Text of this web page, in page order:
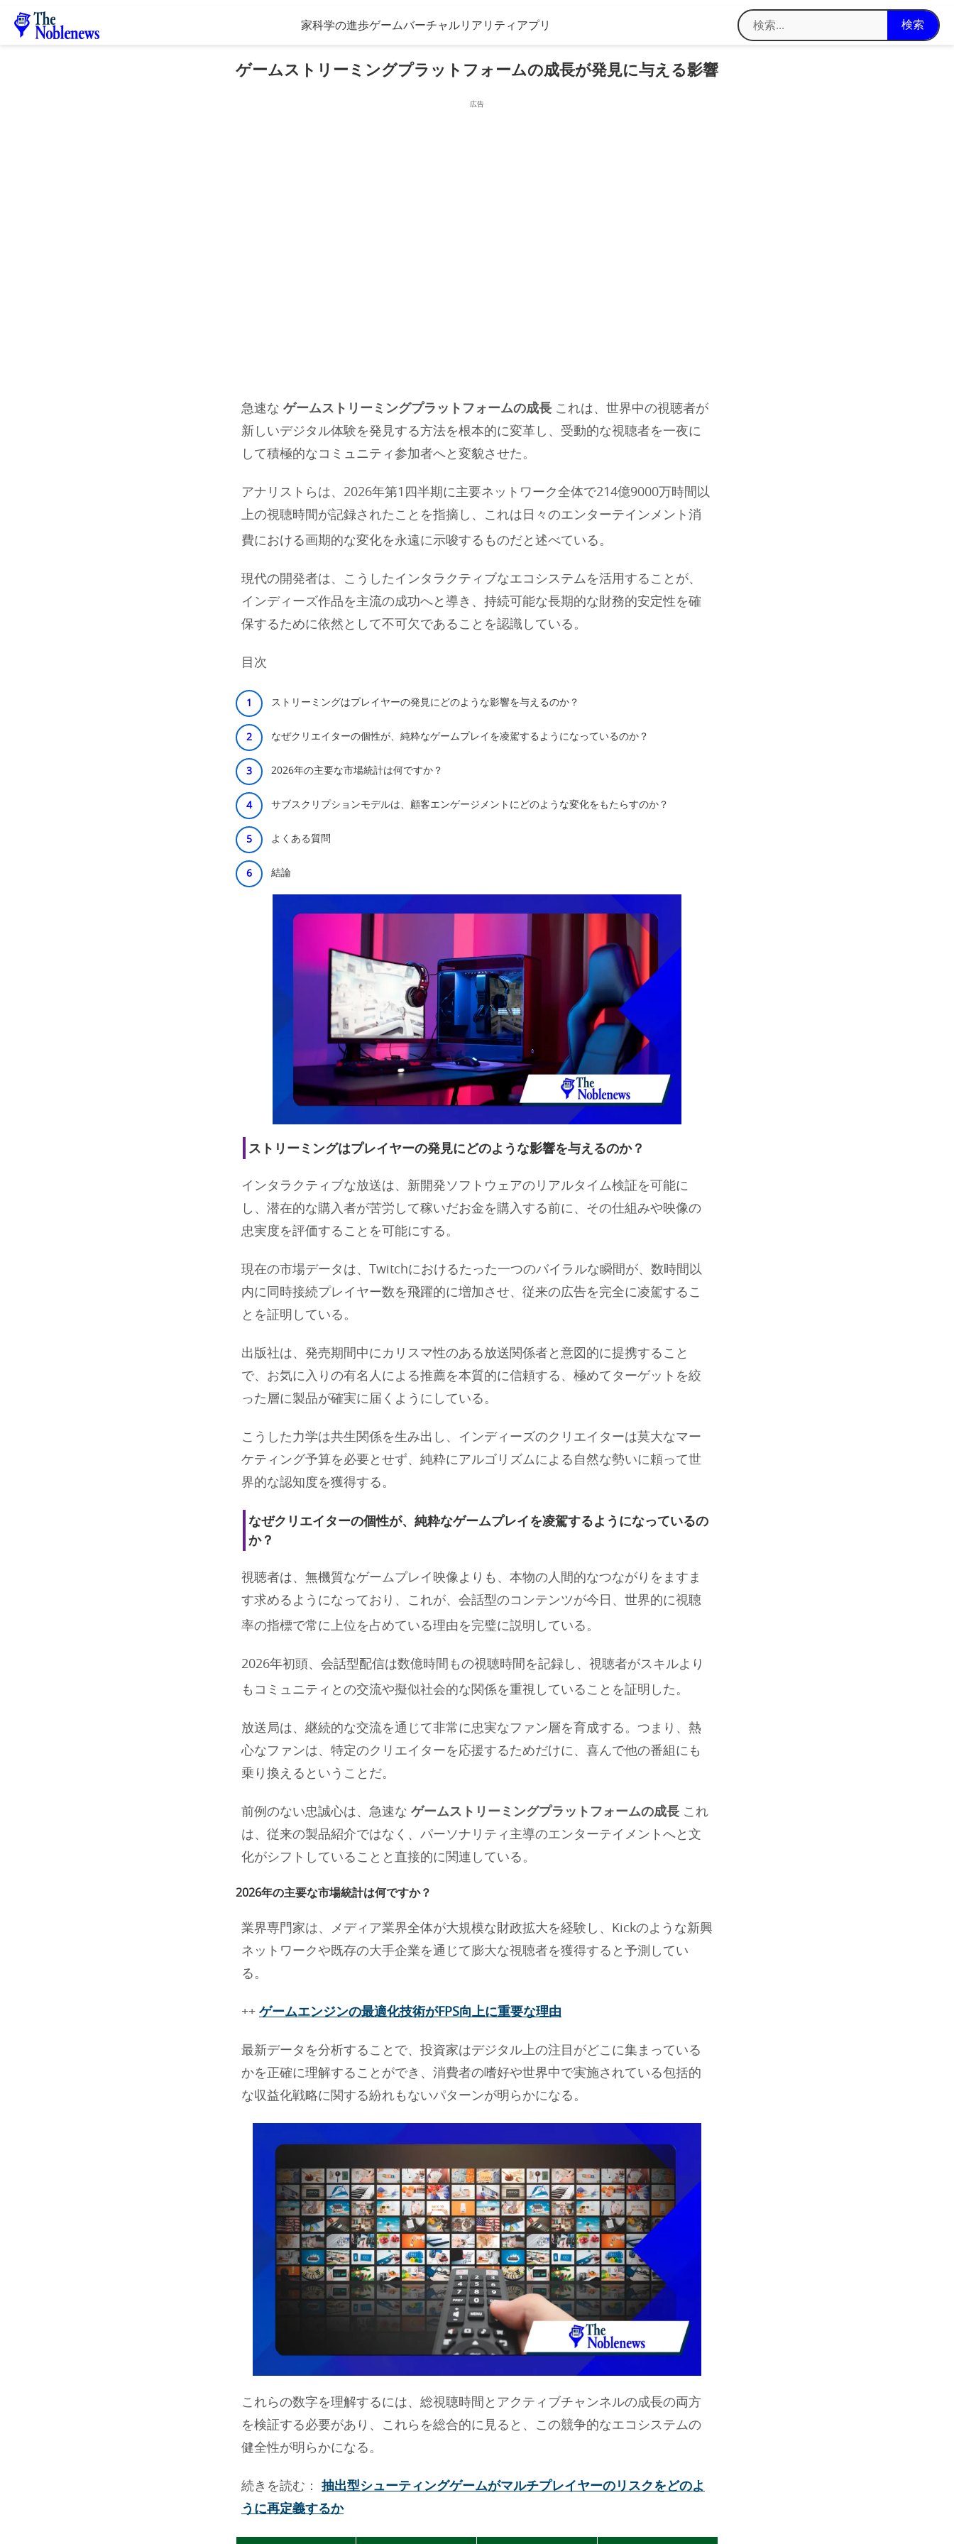
家科学の進歩ゲームバーチャルリアリティ アプリ
ゲームストリーミングプラットフォームの成長が発見に与える影響
広告
急速な ゲームストリーミングプラットフォームの成長 これは、世界中の視聴者が
新しいデジタル体験を発見する方法を根本的に変革し、受動的な視聴者を一夜に
して積極的なコミュニティ参加者へと変貌させた。
アナリストらは、2026年第1四半期に主要ネットワーク全体で214億9000万時間以
上の視聴時間が記録されたことを指摘し、これは日々のエンターテインメント消
費における画期的な変化を永遠に示唆するものだと述べている。
現代の開発者は、こうしたインタラクティブなエコシステムを活用することが、
インディーズ作品を主流の成功へと導き、持続可能な長期的な財務的安定性を確
保するために依然として不可欠であることを認識している。
目次
ストリーミングはプレイヤーの発見にどのような影響を与えるのか？
なぜクリエイターの個性が、純粋なゲームプレイを凌駕するようになっているのか？
2026年の主要な市場統計は何ですか？
サブスクリプションモデルは、顧客エンゲージメントにどのような変化をもたらすのか？
よくある質問
結論
ストリーミングはプレイヤーの発見にどのような影響を与えるのか？
インタラクティブな放送は、新開発ソフトウェアのリアルタイム検証を可能に
し、潜在的な購入者が苦労して稼いだお金を購入する前に、その仕組みや映像の
忠実度を評価することを可能にする。
現在の市場データは、Twitchにおけるたった一つのバイラルな瞬間が、数時間以
内に同時接続プレイヤー数を飛躍的に増加させ、従来の広告を完全に凌駕するこ
とを証明している。
出版社は、発売期間中にカリスマ性のある放送関係者と意図的に提携すること
で、お気に入りの有名人による推薦を本質的に信頼する、極めてターゲットを絞
った層に製品が確実に届くようにしている。
こうした力学は共生関係を生み出し、インディーズのクリエイターは莫大なマー
ケティング予算を必要とせず、純粋にアルゴリズムによる自然な勢いに頼って世
界的な認知度を獲得する。
なぜクリエイターの個性が、純粋なゲームプレイを凌駕するようになっているの
か？
視聴者は、無機質なゲームプレイ映像よりも、本物の人間的なつながりをますま
す求めるようになっており、これが、会話型のコンテンツが今日、世界的に視聴
率の指標で常に上位を占めている理由を完璧に説明している。
2026年初頭、会話型配信は数億時間もの視聴時間を記録し、視聴者がスキルより
もコミュニティとの交流や擬似社会的な関係を重視していることを証明した。
放送局は、継続的な交流を通じて非常に忠実なファン層を育成する。つまり、熱
心なファンは、特定のクリエイターを応援するためだけに、喜んで他の番組にも
乗り換えるということだ。
前例のない忠誠心は、急速な ゲームストリーミングプラットフォームの成長 これ
は、従来の製品紹介ではなく、パーソナリティ主導のエンターテイメントへと文
化がシフトしていることと直接的に関連している。
2026年の主要な市場統計は何ですか？
業界専門家は、メディア業界全体が大規模な財政拡大を経験し、Kickのような新興
ネットワークや既存の大手企業を通じて膨大な視聴者を獲得すると予測してい
る。
++ ゲームエンジンの最適化技術がFPS向上に重要な理由
最新データを分析することで、投資家はデジタル上の注目がどこに集まっている
かを正確に理解することができ、消費者の嗜好や世界中で実施されている包括的
な収益化戦略に関する紛れもないパターンが明らかになる。
これらの数字を理解するには、総視聴時間とアクティブチャンネルの成長の両方
を検証する必要があり、これらを総合的に見ると、この競争的なエコシステムの
健全性が明らかになる。
続きを読む： 抽出型シューティングゲームがマルチプレイヤーのリスクをどのよ
うに再定義するか